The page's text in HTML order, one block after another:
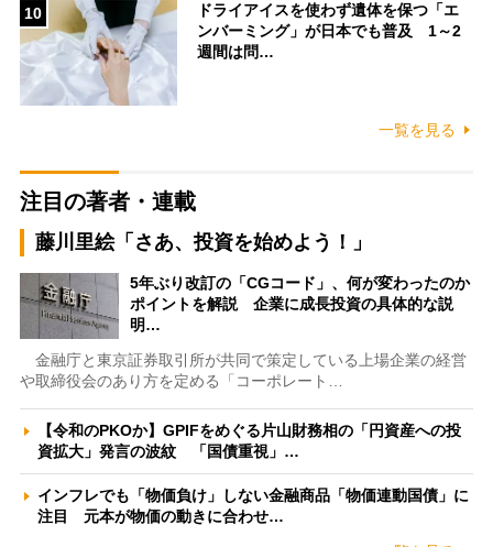
10
ドライアイスを使わず遺体を保つ「エ
ンバーミング」が日本でも普及 1～2
週間は問…
一覧を見る
注目の著者・連載
藤川里絵「さあ、投資を始めよう！」
5年ぶり改訂の「CGコード」、何が変わったのか
ポイントを解説 企業に成長投資の具体的な説
明…
金融庁と東京証券取引所が共同で策定している上場企業の経営
や取締役会のあり方を定める「コーポレート…
【令和のPKOか】GPIFをめぐる片山財務相の「円資産への投
資拡大」発言の波紋 「国債重視」…
インフレでも「物価負け」しない金融商品「物価連動国債」に
注目 元本が物価の動きに合わせ…